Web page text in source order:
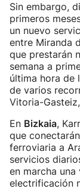
Sin embargo,
primeros
un nuevo
entre Miranda
que prestarán
semana a
última hora de
de varios
Vitoria-
En Bizkaia,
que
ferroviaria a
servicios
en marcha
electrificación